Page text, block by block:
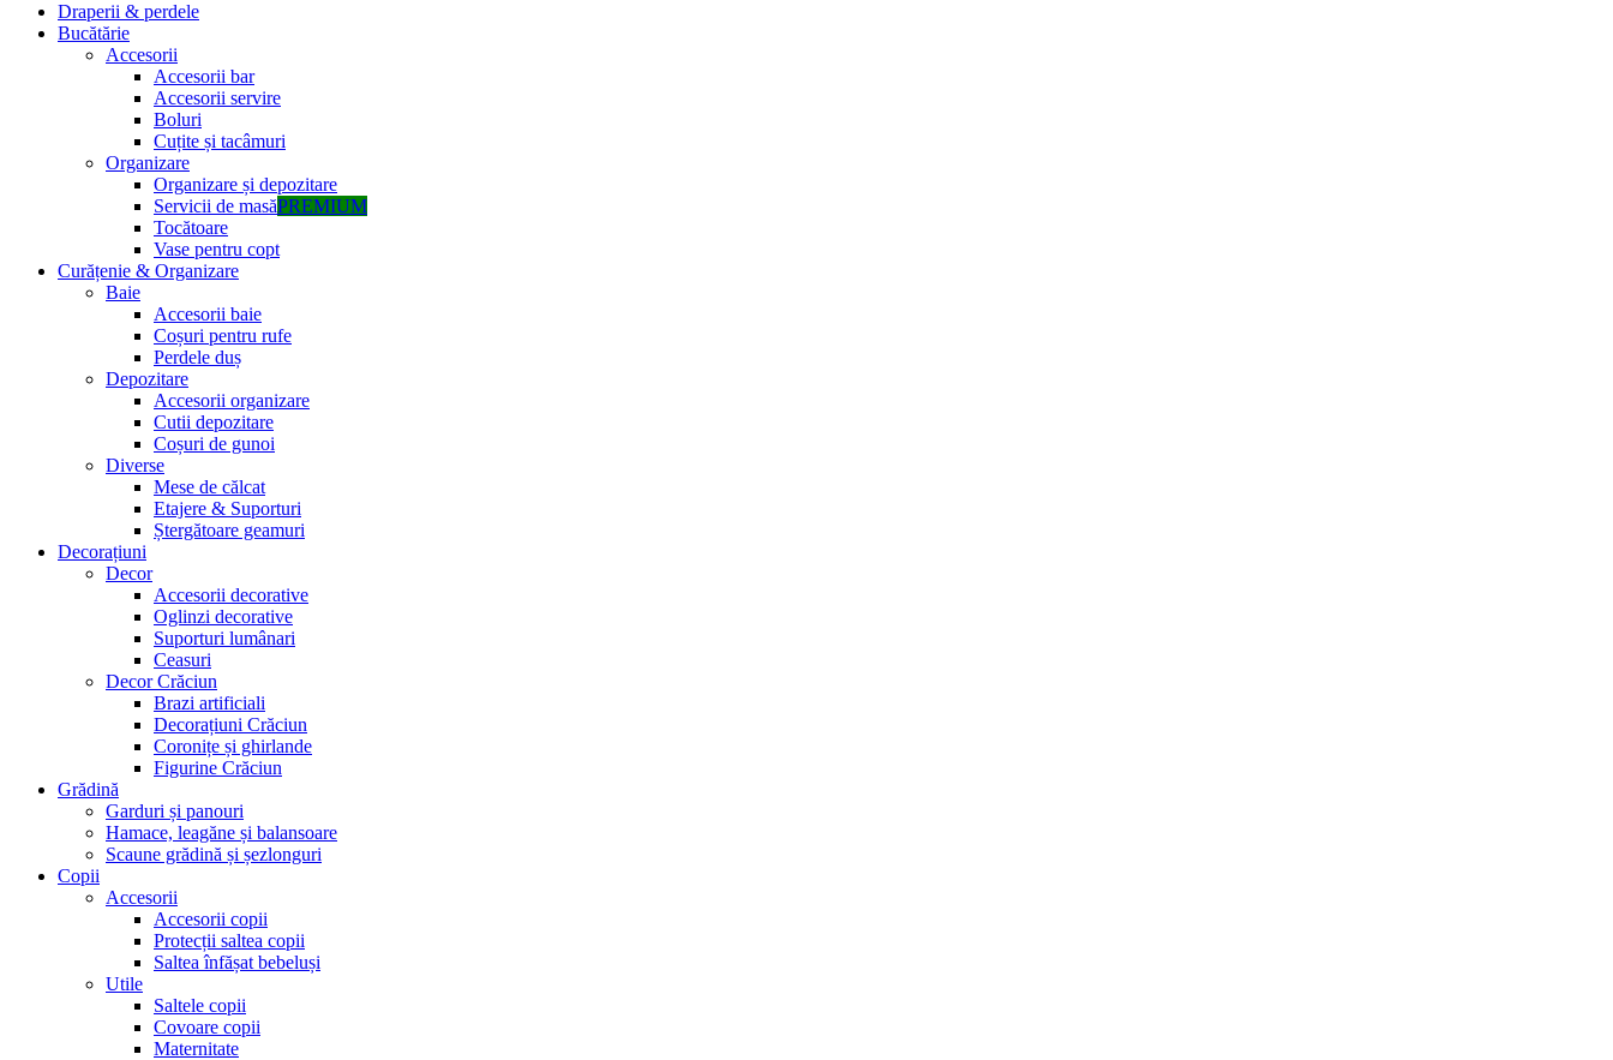
Draperii & perdele
Bucătărie
Accesorii
Accesorii bar
Accesorii servire
Boluri
Cuțite și tacâmuri
Organizare
Organizare și depozitare
Servicii de masăPREMIUM
Tocătoare
Vase pentru copt
Curățenie & Organizare
Baie
Accesorii baie
Coșuri pentru rufe
Perdele duș
Depozitare
Accesorii organizare
Cutii depozitare
Coșuri de gunoi
Diverse
Mese de călcat
Etajere & Suporturi
Ștergătoare geamuri
Decorațiuni
Decor
Accesorii decorative
Oglinzi decorative
Suporturi lumânari
Ceasuri
Decor Crăciun
Brazi artificiali
Decorațiuni Crăciun
Coronițe și ghirlande
Figurine Crăciun
Grădină
Garduri și panouri
Hamace, leagăne și balansoare
Scaune grădină și șezlonguri
Copii
Accesorii
Accesorii copii
Protecții saltea copii
Saltea înfășat bebeluși
Utile
Saltele copii
Covoare copii
Maternitate